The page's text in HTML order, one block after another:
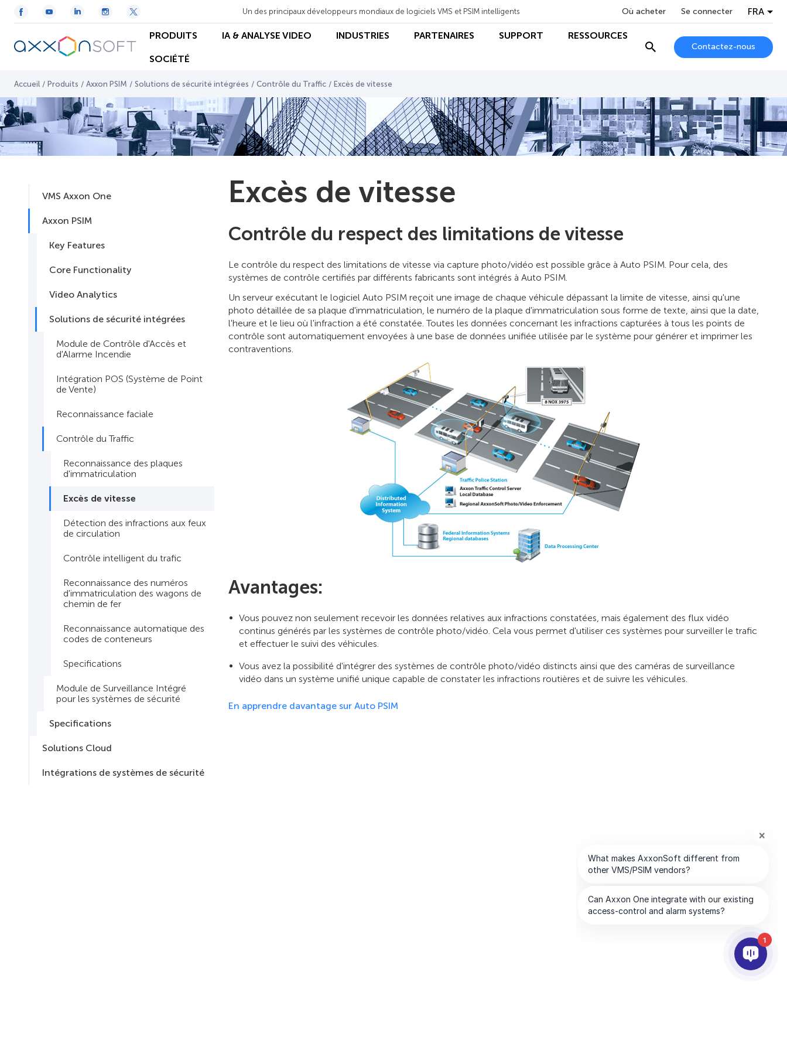
Un des principaux développeurs mondiaux de logiciels VMS et PSIM intelligents Où acheter Se connecter FRA
PRODUITS IA & ANALYSE VIDEO INDUSTRIES PARTENAIRES SUPPORT RESSOURCES
SOCIÉTÉ
Contactez-nous
Accueil / Produits / Axxon PSIM / Solutions de sécurité intégrées / Contrôle du Traffic / Excès de vitesse
VMS Axxon One
Axxon PSIM
Key Features
Core Functionality
Video Analytics
Solutions de sécurité intégrées
Module de Contrôle d'Accès et
d'Alarme Incendie
Intégration POS (Système de Point
de Vente)
Reconnaissance faciale
Contrôle du Traffic
Reconnaissance des plaques
d'immatriculation
Excès de vitesse
Détection des infractions aux feux
de circulation
Contrôle intelligent du trafic
Reconnaissance des numéros
d'immatriculation des wagons de
chemin de fer
Reconnaissance automatique des
codes de conteneurs
Specifications
Module de Surveillance Intégré
pour les systèmes de sécurité
Specifications
Solutions Cloud
Intégrations de systèmes de sécurité
Excès de vitesse
Contrôle du respect des limitations de vitesse
Le contrôle du respect des limitations de vitesse via capture photo/vidéo est possible grâce à Auto PSIM. Pour cela, des
systèmes de contrôle certifiés par différents fabricants sont intégrés à Auto PSIM.
Un serveur exécutant le logiciel Auto PSIM reçoit une image de chaque véhicule dépassant la limite de vitesse, ainsi qu'une
photo détaillée de sa plaque d'immatriculation, le numéro de la plaque d'immatriculation sous forme de texte, ainsi que la date,
l'heure et le lieu où l'infraction a été constatée. Toutes les données concernant les infractions capturées à tous les points de
contrôle sont automatiquement envoyées à une base de données unifiée utilisée par le système pour générer et imprimer les
contraventions.
Avantages:
Vous pouvez non seulement recevoir les données relatives aux infractions constatées, mais également des flux vidéo
continus générés par les systèmes de contrôle photo/vidéo. Cela vous permet d'utiliser ces systèmes pour surveiller le trafic
et effectuer le suivi des véhicules.
Vous avez la possibilité d'intégrer des systèmes de contrôle photo/vidéo distincts ainsi que des caméras de surveillance
vidéo dans un système unifié unique capable de constater les infractions routières et de suivre les véhicules.
En apprendre davantage sur Auto PSIM
1